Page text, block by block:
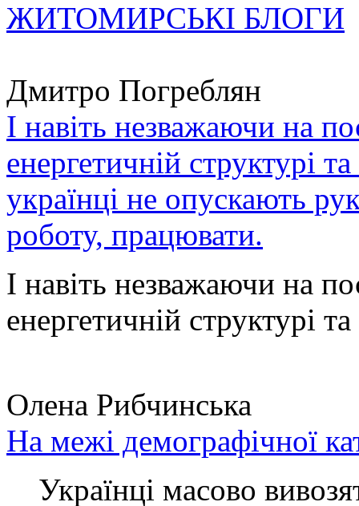
ЖИТОМИРСЬКІ БЛОГИ
Дмитро Погреблян
І навіть незважаючи на
енергетичній структурі
українці не опускають
роботу, працювати.
І навіть незважаючи на
енергетичній структурі
Олена Рибчинська
На межі демографічної
Українці масово